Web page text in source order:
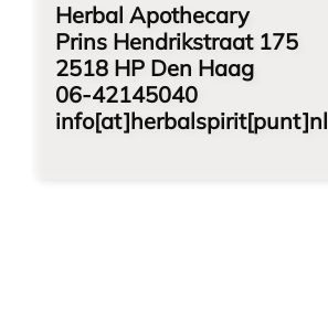
Herbal Apothecary
Prins Hendrikstraat 175
2518 HP Den Haag
06-42145040
info[at]herbalspirit[punt]nl